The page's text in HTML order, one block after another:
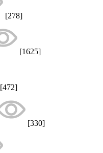
[278]
[1625]
[472]
[330]